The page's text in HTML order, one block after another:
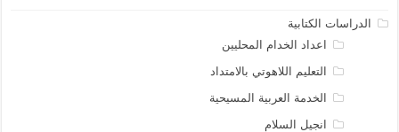
الدراسات الكتابية
اعداد الخدام المحليين
التعليم اللاهوتي بالامتداد
الخدمة العربية المسيحية
انجيل السلام